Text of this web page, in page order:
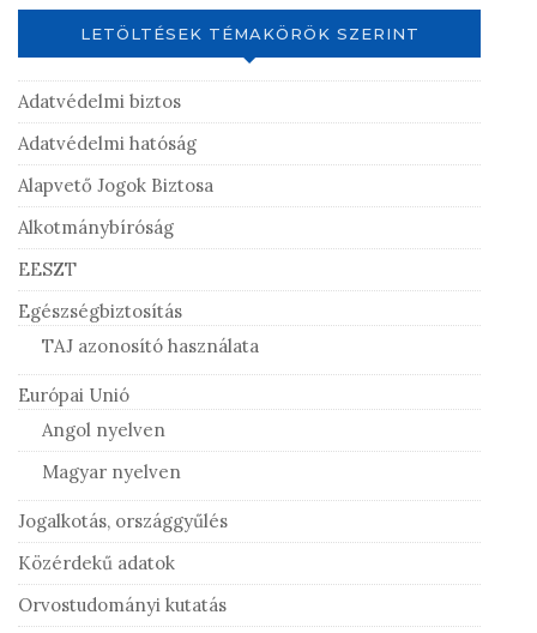
LETÖLTÉSEK TÉMAKÖRÖK SZERINT
Adatvédelmi biztos
Adatvédelmi hatóság
Alapvető Jogok Biztosa
Alkotmánybíróság
EESZT
Egészségbiztosítás
TAJ azonosító használata
Európai Unió
Angol nyelven
Magyar nyelven
Jogalkotás, országgyűlés
Közérdekű adatok
Orvostudományi kutatás